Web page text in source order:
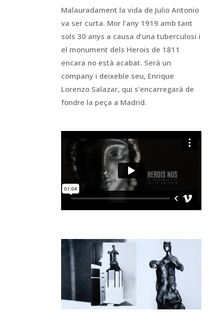
Malauradament la vida de Julio Antonio
va ser curta. Mor l’any 1919 amb tant
sols 30 anys a causa d’una tuberculosi i
el monument dels Herois de 1811
encara no està acabat. Serà un
company i deixeble seu, Enrique
Lorenzo Salazar, qui s’encarregarà de
fondre la peça a Madrid.